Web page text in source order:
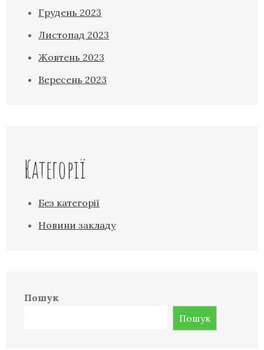
Грудень 2023
Листопад 2023
Жовтень 2023
Вересень 2023
Категорії
Без категорії
Новини закладу
Пошук
Пошук